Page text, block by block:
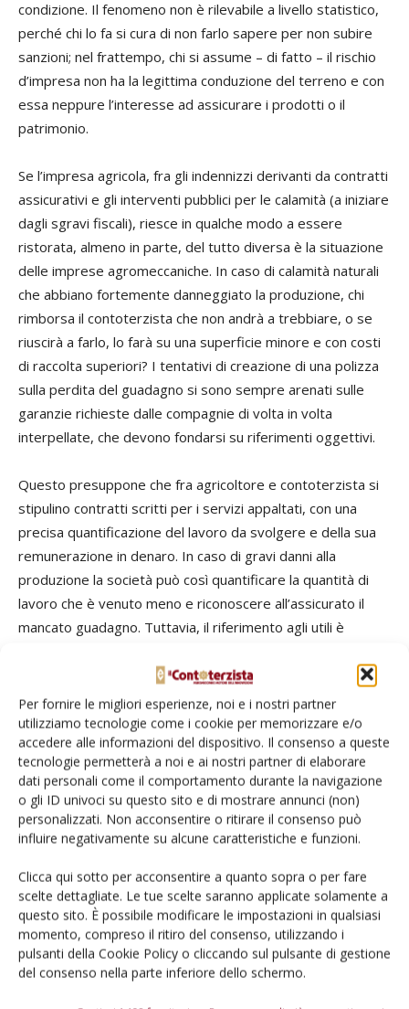
Per fornire le migliori esperienze, noi e i nostri partner
utilizziamo tecnologie come i cookie per memorizzare e/o
accedere alle informazioni del dispositivo. Il consenso a queste
tecnologie permetterà a noi e ai nostri partner di elaborare
dati personali come il comportamento durante la navigazione
o gli ID univoci su questo sito e di mostrare annunci (non)
personalizzati. Non acconsentire o ritirare il consenso può
influire negativamente su alcune caratteristiche e funzioni.
Clicca qui sotto per acconsentire a quanto sopra o per fare
scelte dettagliate. Le tue scelte saranno applicate solamente a
questo sito. È possibile modificare le impostazioni in qualsiasi
momento, compreso il ritiro del consenso, utilizzando i
pulsanti della Cookie Policy o cliccando sul pulsante di gestione
del consenso nella parte inferiore dello schermo.
condizione. Il fenomeno non è rilevabile a livello statistico,
perché chi lo fa si cura di non farlo sapere per non subire
sanzioni; nel frattempo, chi si assume – di fatto – il rischio
d’impresa non ha la legittima conduzione del terreno e con
essa neppure l’interesse ad assicurare i prodotti o il
patrimonio.
Se l’impresa agricola, fra gli indennizzi derivanti da contratti
assicurativi e gli interventi pubblici per le calamità (a iniziare
dagli sgravi fiscali), riesce in qualche modo a essere
ristorata, almeno in parte, del tutto diversa è la situazione
delle imprese agromeccaniche. In caso di calamità naturali
che abbiano fortemente danneggiato la produzione, chi
rimborsa il contoterzista che non andrà a trebbiare, o se
riuscirà a farlo, lo farà su una superficie minore e con costi
di raccolta superiori? I tentativi di creazione di una polizza
sulla perdita del guadagno si sono sempre arenati sulle
garanzie richieste dalle compagnie di volta in volta
interpellate, che devono fondarsi su riferimenti oggettivi.
Questo presuppone che fra agricoltore e contoterzista si
stipulino contratti scritti per i servizi appaltati, con una
precisa quantificazione del lavoro da svolgere e della sua
remunerazione in denaro. In caso di gravi danni alla
produzione la società può così quantificare la quantità di
lavoro che è venuto meno e riconoscere all’assicurato il
mancato guadagno. Tuttavia, il riferimento agli utili è
qualche anno la redditività delle prestazioni
agromeccaniche si sta contraendo sia per il mancato
recupero di tutti i costi, sia per il ben noto effetto della
concorrenza che affligge il settore.
Se il riferimento al mancato reddito è facile da esprimere in
teoria, sul piano pratico non tiene conto della mancata
copertura dei costi delle macchine, dall’ammortamento agli
incendio) alla manutenzione. Per la determinazione di
questi costi, che sono quelli realmente sostenuti da chi si
trova costretto a lasciare la macchina ferma per mancanza
di lavoro, sarebbe necessario riferirsi al bilancio aziendale e
a quelli di altre imprese analoghe. Poiché le imprese